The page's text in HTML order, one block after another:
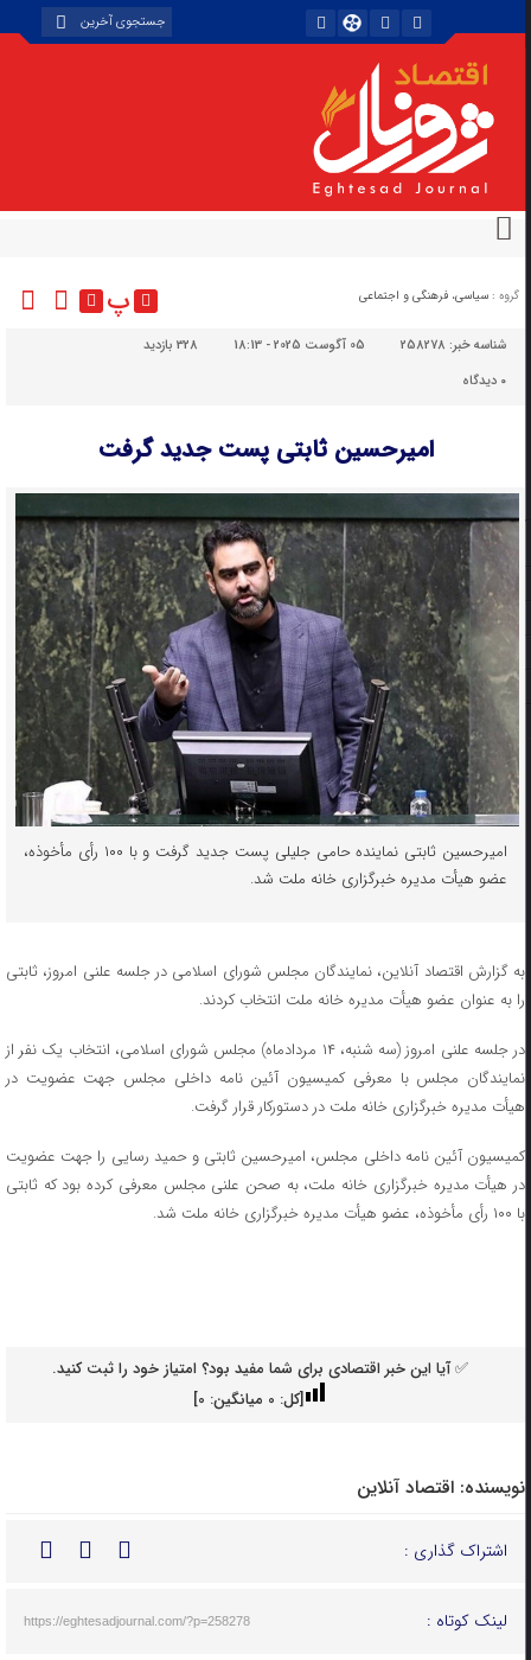
گروه : سیاسی، فرهنگی و اجتماعی پ
شناسه خبر:258278 05 آگوست 2025 - 18:13
328 بازدید
دیدگاه
امیرحسین ثابتی پست جدید گرفت
امیرحسین ثابتی نماینده حامی جلیلی پست جدید گرفت و با ۱۰۰ رأی مأخوذه،
عضو هیأت مدیره خبرگزاری خانه ملت شد.
به گزارش اقتصاد آنلاین، نمایندگان مجلس شورای اسلامی در جلسه علنی امروز، ثابتی
را به عنوان عضو هیأت مدیره خانه ملت انتخاب کردند.
در جلسه علنی امروز (سه شنبه، ۱۴ مردادماه) مجلس شورای اسلامی، انتخاب یک نفر از
نمایندگان مجلس با معرفی کمیسیون آئین نامه داخلی مجلس جهت عضویت در
هیأت مدیره خبرگزاری خانه ملت در دستورکار قرار گرفت.
کمیسیون آئین نامه داخلی مجلس، امیرحسین ثابتی و حمید رسایی را جهت عضویت
در هیأت مدیره خبرگزاری خانه ملت، به صحن علنی مجلس معرفی کرده بود که ثابتی
با ۱۰۰ رأی مأخوذه، عضو هیأت مدیره خبرگزاری خانه ملت شد.
✅ آیا این خبر اقتصادی برای شما مفید بود؟ امتیاز خود را ثبت کنید.
[کل: 0میانگین: 0
]
نویسنده: اقتصاد آنلاین
اشتراک گذاری :
لینک کوتاه : https://eghtesadjournal.com/?p=258278